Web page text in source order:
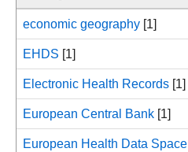
economic geography [1]
EHDS [1]
Electronic Health Records [1]
European Central Bank [1]
European Health Data Space